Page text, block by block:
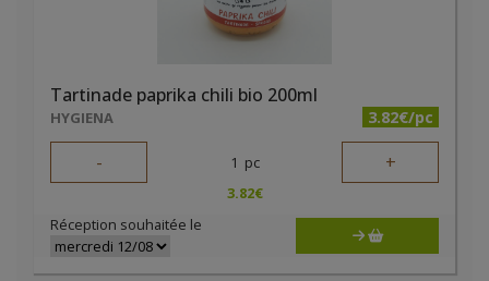
Tartinade paprika chili bio 200ml
HYGIENA 3.82€/pc
- 1 pc +
3.82€
Réception souhaitée le